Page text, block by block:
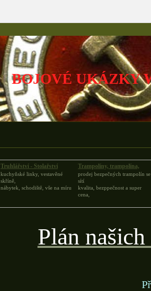
BOJOVÉ UKÁZKY
Truhlářství - Stolařství
kuchyňské linky, vestavěné
skříně,
nábytek, schodiště, vše na míru
Trampolíny, trampolína,
prodej bezpečných trampolín se
sítí
kvalita, bezppečnost a super
cena,
Plán